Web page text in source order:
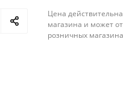
Цена
магазина и может
розничных